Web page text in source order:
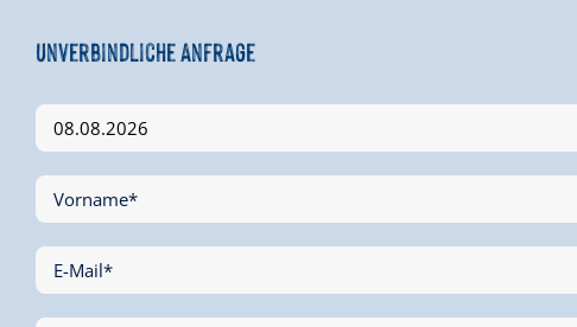
Unverbindliche Anfrage
Vorname*
E-Mail*